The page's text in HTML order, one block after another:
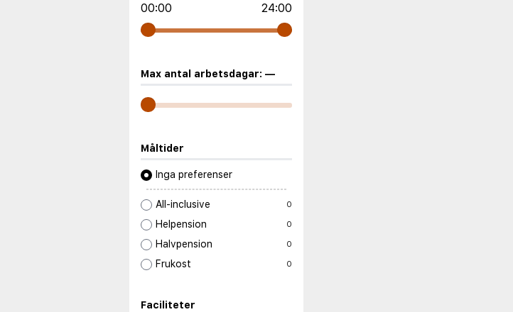
00:00
24:00
Max antal arbetsdagar: —
Måltider
Inga preferenser
All-inclusive 0
Helpension 0
Halvpension 0
Frukost 0
Faciliteter